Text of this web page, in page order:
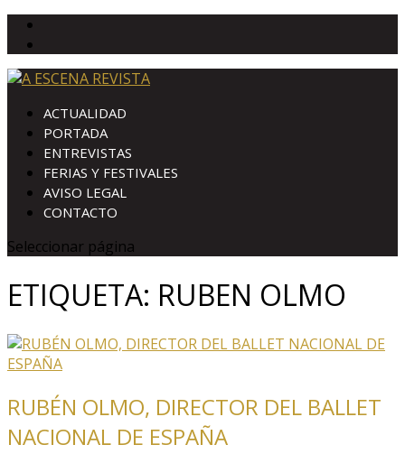
ACTUALIDAD
PORTADA
ENTREVISTAS
FERIAS Y FESTIVALES
AVISO LEGAL
CONTACTO
Seleccionar página
ETIQUETA: RUBEN OLMO
RUBÉN OLMO, DIRECTOR DEL BALLET
NACIONAL DE ESPAÑA